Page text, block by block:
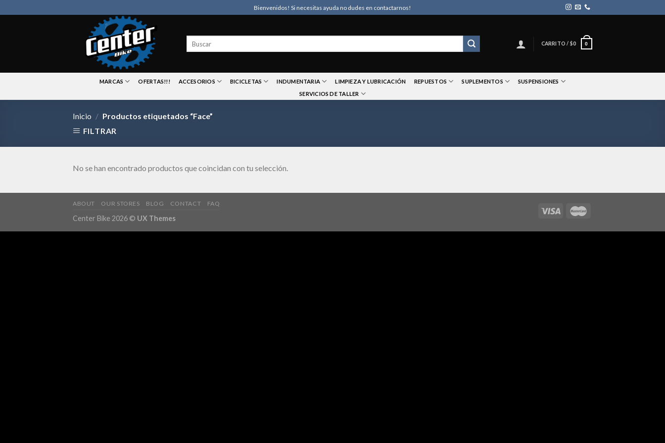
to
Bienvenidos! Si necesitas ayuda no dudes en contactarnos!
CARRITO / $0 0
MARCAS OFERTAS!!! ACCESORIOS BICICLETAS INDUMENTARIA LIMPIEZA Y LUBRICACIÓN REPUESTOS SUPLEMENTOS
SUSPENSIONES
SERVICIOS DE TALLER
Inicio / Productos etiquetados “Face”
FILTRAR
No se han encontrado productos que coincidan con tu selección.
ABOUT OUR STORES BLOG CONTACT FAQ
Center Bike 2026 © UX Themes